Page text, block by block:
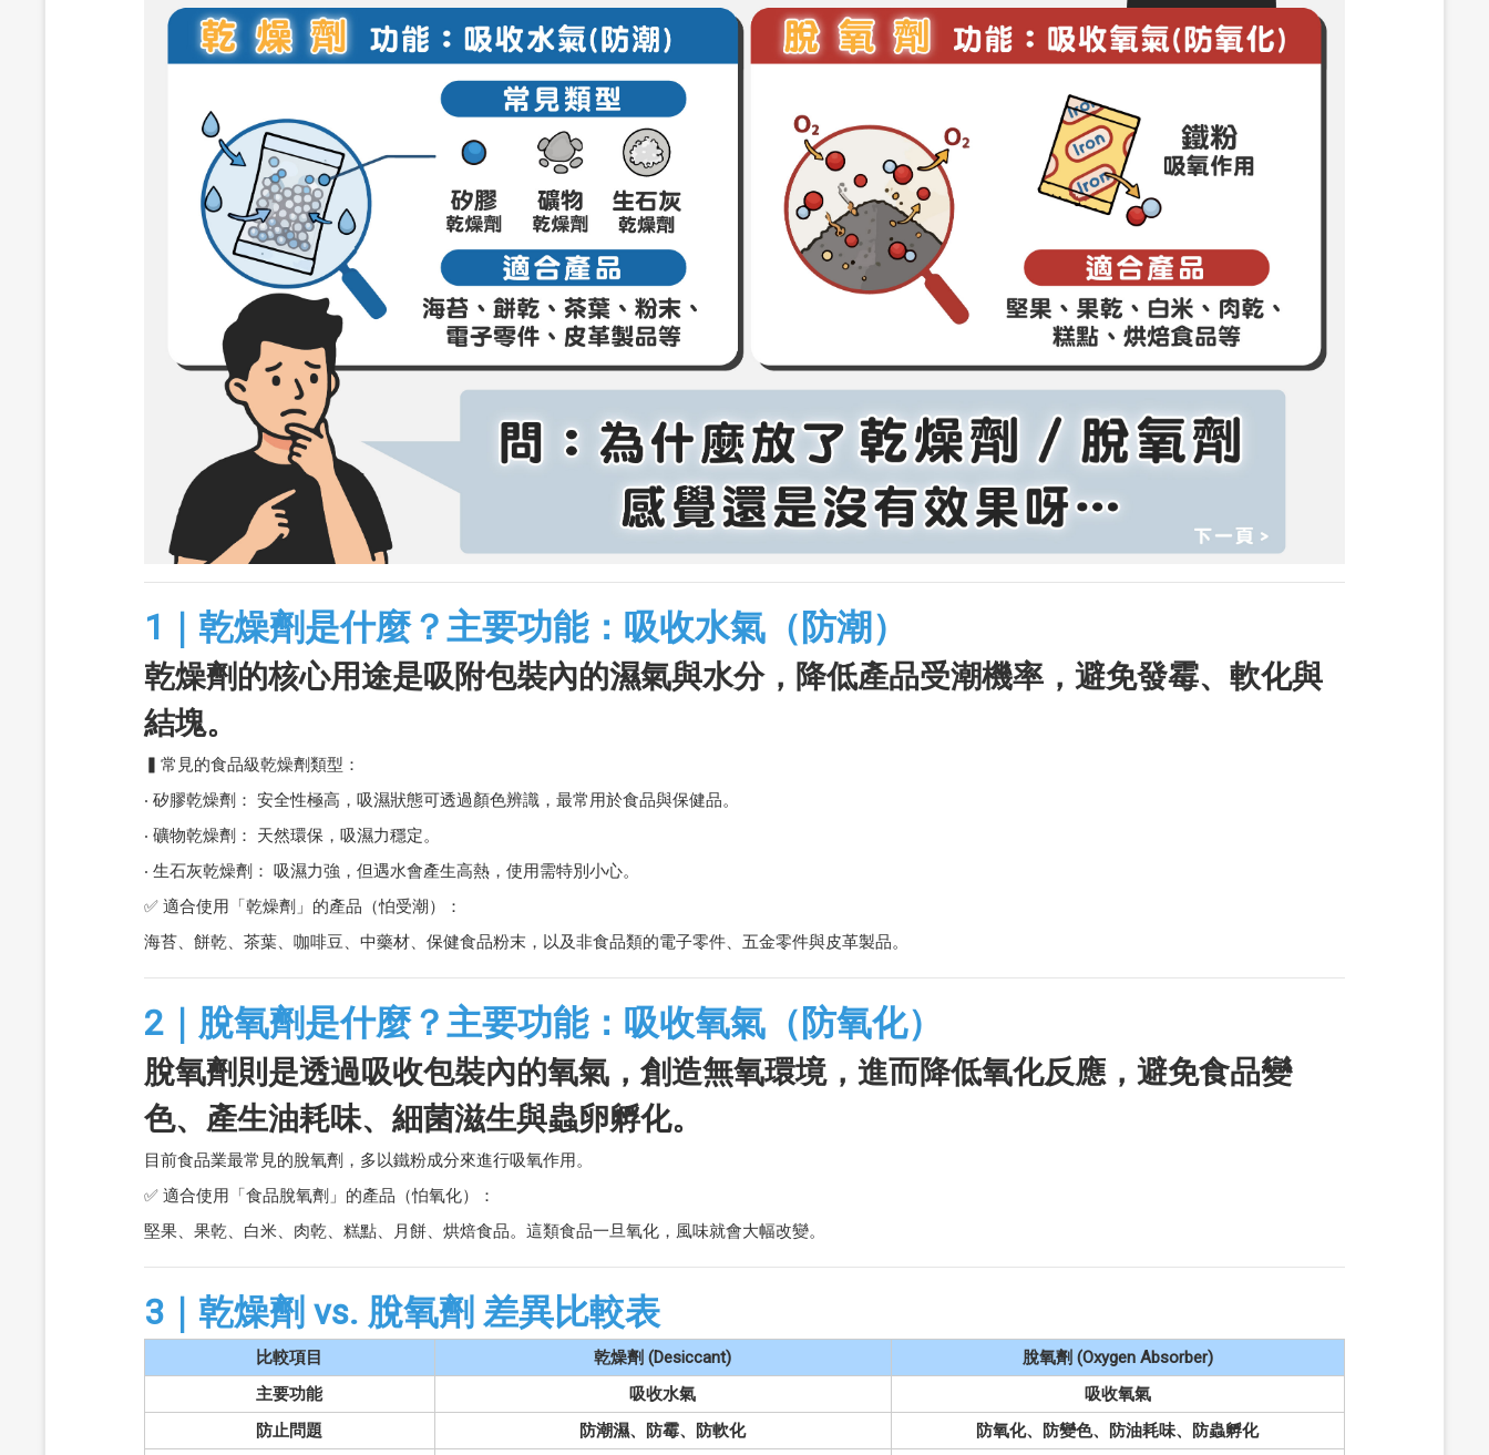
1｜乾燥劑是什麼？主要功能：吸收水氣（防潮）
乾燥劑的核心用途是吸附包裝內的濕氣與水分，降低產品受潮機率，避免發霉、軟化與
結塊。
▍常見的食品級乾燥劑類型：
‧ 矽膠乾燥劑： 安全性極高，吸濕狀態可透過顏色辨識，最常用於食品與保健品。
‧ 礦物乾燥劑： 天然環保，吸濕力穩定。
‧ 生石灰乾燥劑： 吸濕力強，但遇水會產生高熱，使用需特別小心。
✅ 適合使用「乾燥劑」的產品（怕受潮）：
海苔、餅乾、茶葉、咖啡豆、中藥材、保健食品粉末，以及非食品類的電子零件、五金零件與皮革製品。
2｜脫氧劑是什麼？主要功能：吸收氧氣（防氧化）
脫氧劑則是透過吸收包裝內的氧氣，創造無氧環境，進而降低氧化反應，避免食品變
色、產生油耗味、細菌滋生與蟲卵孵化。
目前食品業最常見的脫氧劑，多以鐵粉成分來進行吸氧作用。
✅ 適合使用「食品脫氧劑」的產品（怕氧化）：
堅果、果乾、白米、肉乾、糕點、月餅、烘焙食品。這類食品一旦氧化，風味就會大幅改變。
3｜乾燥劑 vs. 脫氧劑 差異比較表
比較項目 乾燥劑 (Desiccant)
脫氧劑 (Oxygen Absorber)
主要功能
吸收水氣
吸收氧氣
防止問題
防潮濕、防霉、防軟化 防氧化、防變色、防油耗味、防蟲孵化